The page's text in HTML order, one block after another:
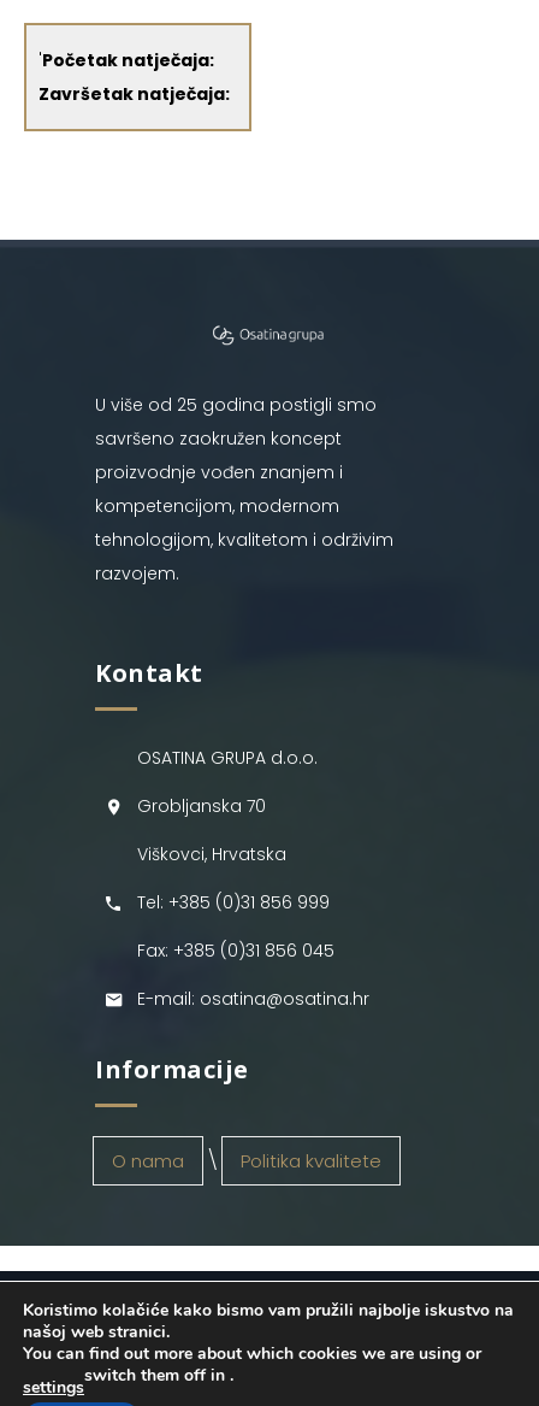
'Početak natječaja:
Završetak natječaja:
U više od 25 godina postigli smo
savršeno zaokružen koncept
proizvodnje vođen znanjem i
kompetencijom, modernom
tehnologijom, kvalitetom i održivim
razvojem.
Kontakt
OSATINA GRUPA d.o.o.
Grobljanska 70
Viškovci, Hrvatska
Tel: +385 (0)31 856 999
Fax: +385 (0)31 856 045
E-mail: osatina@osatina.hr
Informacije
O nama Politika kvalitete
OSATINA GRUPA d.o.o. 2026
. Configured
byINFOS Osijek. Sva prava pridržana.
Koristimo kolačiće kako bismo vam pružili najbolje iskustvo na
našoj web stranici.
You can find out more about which cookies we are using or
switch them off in
settings
.